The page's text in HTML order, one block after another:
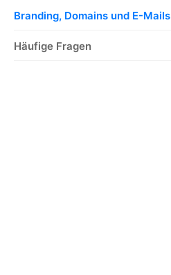
Branding, Domains und E-Mails
Häufige Fragen